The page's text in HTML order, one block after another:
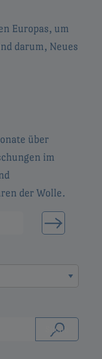
Europas, um
darum, Neues
über
im
der Wolle.